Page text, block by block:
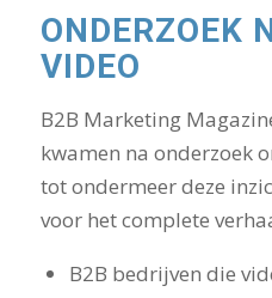
ONDERZOEK
VIDEO
B2B Marketing
kwamen na onderzoek
tot ondermeer deze
voor het complete
B2B bedrijven die